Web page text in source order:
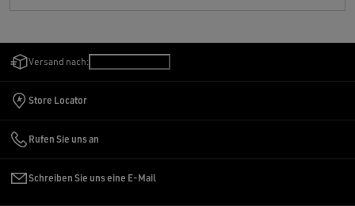
Versand nach:
Store Locator
Rufen Sie uns an
Schreiben Sie uns eine E-Mail